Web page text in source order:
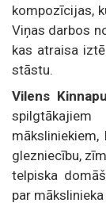
kompozīcijas,
Viņas darbos
kas atraisa
stāstu.
Vilens Kinnapu
glezniecību,
telpiska
par